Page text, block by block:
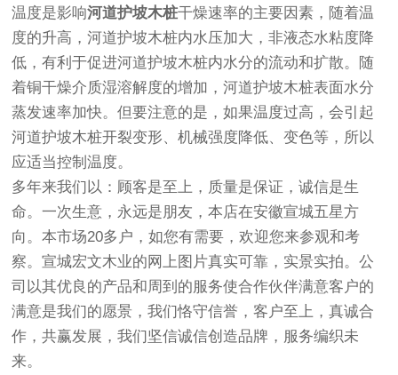
温度是影响河道护坡木桩干燥速率的主要因素，随着温
度的升高，河道护坡木桩内水压加大，非液态水粘度降
低，有利于促进河道护坡木桩内水分的流动和扩散。随
着铜干燥介质湿溶解度的增加，河道护坡木桩表面水分
蒸发速率加快。但要注意的是，如果温度过高，会引起
河道护坡木桩开裂变形、机械强度降低、变色等，所以
应适当控制温度。
多年来我们以：顾客是至上，质量是保证，诚信是生
命。一次生意，永远是朋友，本店在安徽宣城五星方
向。本市场20多户，如您有需要，欢迎您来参观和考
察。宣城宏文木业的网上图片真实可靠，实景实拍。公
司以其优良的产品和周到的服务使合作伙伴满意客户的
满意是我们的愿景，我们恪守信誉，客户至上，真诚合
作，共赢发展，我们坚信诚信创造品牌，服务编织未
来。